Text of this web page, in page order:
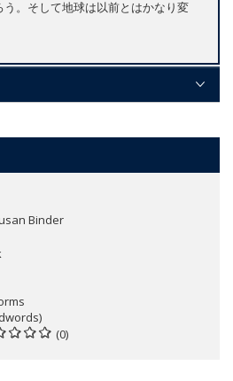
う。そして地球は以前とはかなり変
Binder
(0)